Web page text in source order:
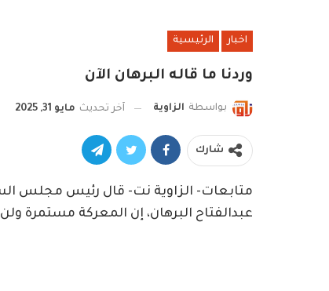
اخبار الرئيسية
وردنا ما قاله البرهان الآن
بواسطة الزاوية آخر تحديث مايو 31, 2025
شارك
متابعات- الزاوية نت- قال رئيس مجلس
عبدالفتاح البرهان، إن المعركة مستمرة